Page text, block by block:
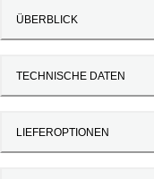
ÜBERBLICK
TECHNISCHE DATEN
LIEFEROPTIONEN